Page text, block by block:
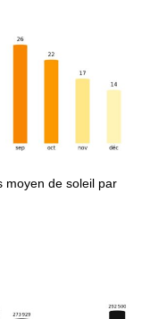
moyen de soleil par